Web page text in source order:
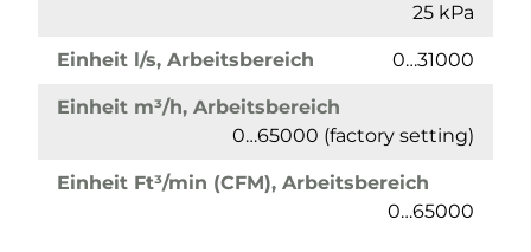
25 kPa
Einheit l/s, Arbeitsbereich 0…31000
Einheit m³/h, Arbeitsbereich
0…65000 (factory setting)
Einheit Ft³/min (CFM), Arbeitsbereich
0…65000